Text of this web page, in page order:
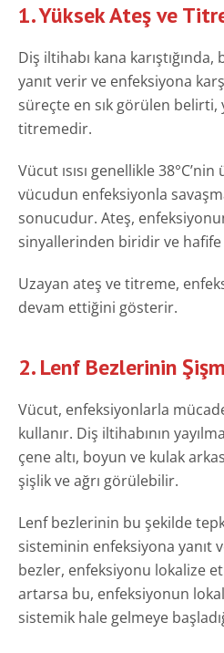
1. Yüksek Ateş ve
Diş iltihabı kana karıştığında,
yanıt verir ve enfeksiyona
süreçte en sık görülen belirti,
titremedir.
Vücut ısısı genellikle
vücudun enfeksiyonla
sonucudur. Ateş,
sinyallerinden biridir ve hafife
Uzayan ateş ve titreme,
devam ettiğini gösterir.
2. Lenf Bezlerinin
Vücut, enfeksiyonlarla
kullanır. Diş iltihabının
çene altı, boyun ve kulak
şişlik ve ağrı görülebilir.
Lenf bezlerinin bu şekilde
sisteminin enfeksiyona yanıt
bezler, enfeksiyonu lokalize
artarsa bu, enfeksiyonun
sistemik hale gelmeye